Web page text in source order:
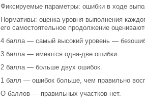
Фиксируемые параметры: ошибки в ходе
Нормативы: оценка уровня выполнения
его самостоятельное продолжение
4 балла — самый высокий уровень —
3 балла — имеются одна-две ошибки.
2 балла — больше двух ошибок.
1 балл — ошибок больше, чем правильно
О баллов — правильных участков нет.